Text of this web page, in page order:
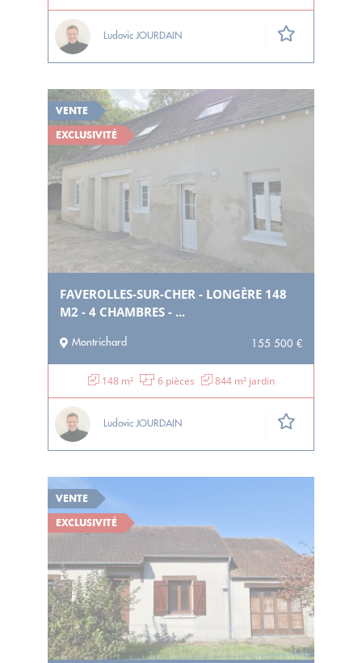
Ludovic JOURDAIN
VENTE
EXCLUSIVITÉ
FAVEROLLES-SUR-CHER - LONGÈRE 148
M2 - 4 CHAMBRES - ...
Montrichard 155 500 €
148 m² 6 pièces 844 m² jardin
Ludovic JOURDAIN
VENTE
EXCLUSIVITÉ